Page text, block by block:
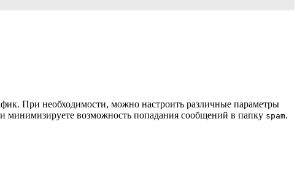
При необходимости, можно настроить различные параметры
минимизируете возможность попадания сообщений в папку spam.